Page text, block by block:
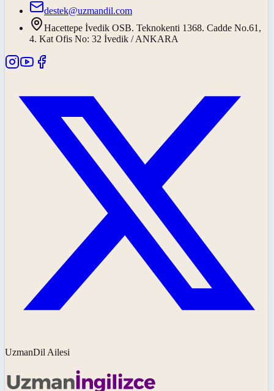
destek@uzmandil.com
Hacettepe İvedik OSB. Teknokenti 1368. Cadde No.61,
4. Kat Ofis No: 32 İvedik / ANKARA
UzmanDil Ailesi